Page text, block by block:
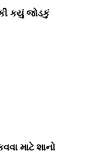
કયું જોડકું
માટે શાનો